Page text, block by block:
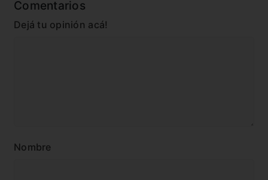
Comentarios
Dejá tu opinión acá!
Nombre